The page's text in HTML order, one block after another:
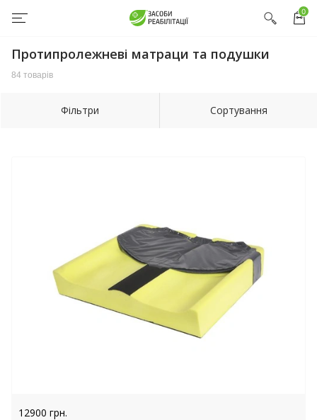
0
Протипролежневі матраци та подушки
84 товарів
Фільтри Сортування
12900 грн.